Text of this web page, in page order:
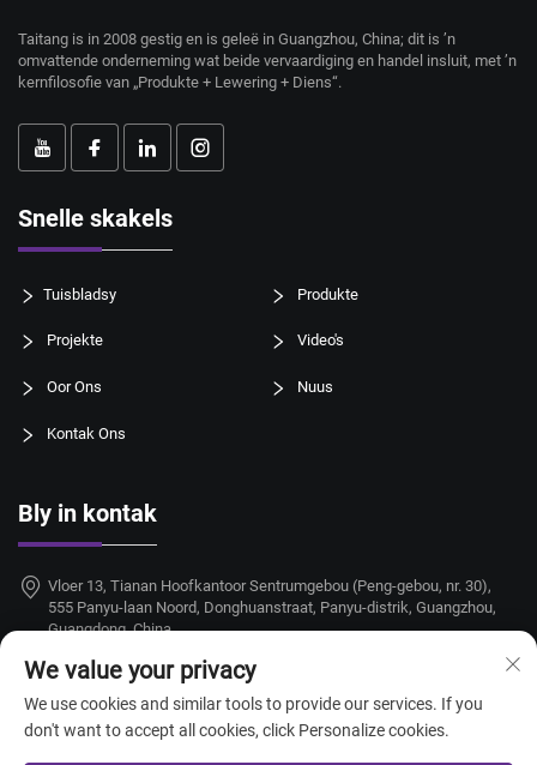
Taitang is in 2008 gestig en is geleë in Guangzhou, China; dit is ’n
omvattende onderneming wat beide vervaardiging en handel insluit, met ’n
kernfilosofie van „Produkte + Lewering + Diens“.
Snelle skakels
Tuisbladsy Produkte
Projekte Video's
Oor Ons Nuus
Kontak Ons
Bly in kontak
Vloer 13, Tianan Hoofkantoor Sentrumgebou (Peng-gebou, nr. 30),
555 Panyu-laan Noord, Donghuanstraat, Panyu-distrik, Guangzhou,
Guangdong, China
+86-18924068214
[email protected]
We value your privacy
We use cookies and similar tools to provide our services. If you
don't want to accept all cookies, click Personalize cookies.